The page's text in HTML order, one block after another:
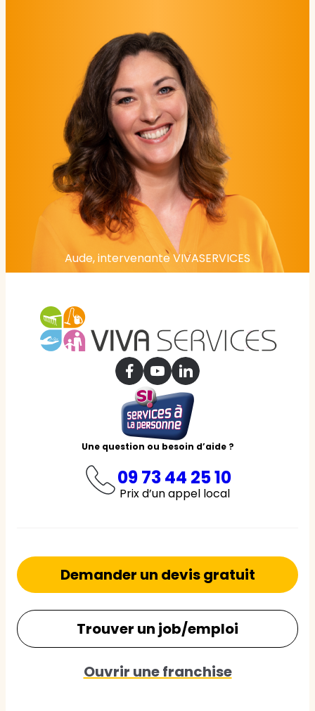
Aude, intervenante VIVASERVICES
Une question ou besoin d’aide ?
09 73 44 25 10
Prix d’un appel local
Demander un devis gratuit
Trouver un job/emploi
Ouvrir une franchise